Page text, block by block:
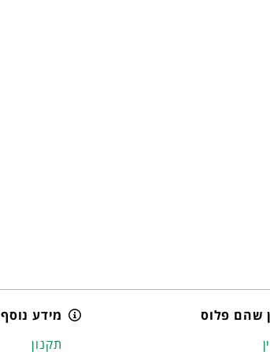
מידע נוסף
תקנון
שהם פלוס